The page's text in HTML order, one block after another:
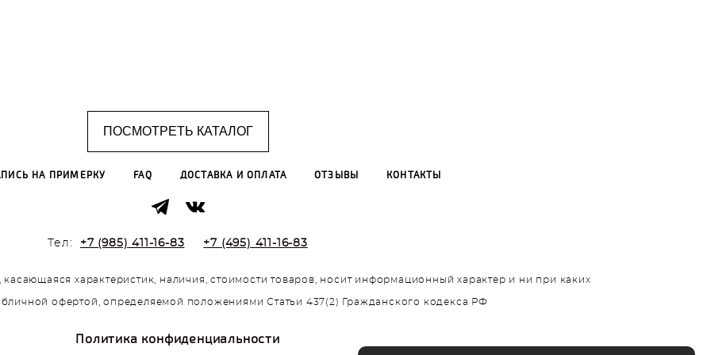
ПОСМОТРЕТЬ КАТАЛОГ
НА ПРИМЕРКУ FAQ ДОСТАВКА И ОПЛАТА ОТЗЫВЫ КОНТАКТЫ
Тел: +7 (985) 411-16-83 +7 (495) 411-16-83
характеристик, наличия, стоимости товаров, носит информационный характер и ни при каких
офертой, определяемой положениями Статьи 437(2) Гражданского кодекса РФ
Политика конфиденциальности